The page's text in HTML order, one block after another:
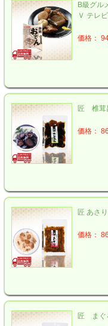
B級グル
Ｖ テレ
価格：
匠 椎茸
価格：
匠 あさ
価格：
匠 まぐ